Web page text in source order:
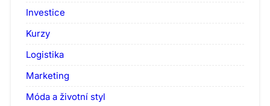
Investice
Kurzy
Logistika
Marketing
Móda a životní styl